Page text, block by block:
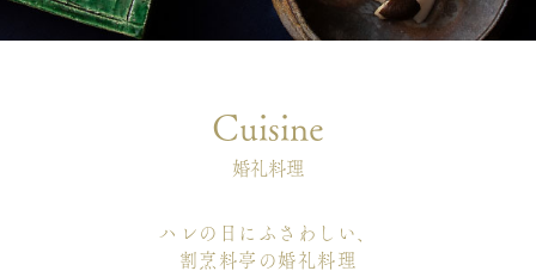
Cuisine
婚礼料理
ハレの日にふさわしい、
割烹料亭の婚礼料理